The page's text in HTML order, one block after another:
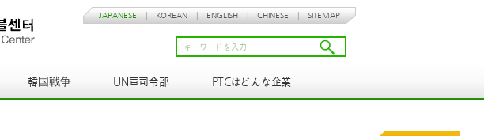
JAPANESE KOREAN ENGLISH CHINESE SITEMAP
韓国戦争 UN軍司令部 PTCはどんな企業